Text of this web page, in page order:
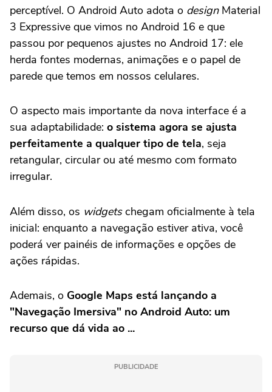
perceptível. O Android Auto adota o design Material
3 Expressive que vimos no Android 16 e que
passou por pequenos ajustes no Android 17: ele
herda fontes modernas, animações e o papel de
parede que temos em nossos celulares.
O aspecto mais importante da nova interface é a
sua adaptabilidade: o sistema agora se ajusta
perfeitamente a qualquer tipo de tela, seja
retangular, circular ou até mesmo com formato
irregular.
Além disso, os widgetschegam oficialmente à tela
inicial: enquanto a navegação estiver ativa, você
poderá ver painéis de informações e opções de
ações rápidas.
Ademais, o Google Maps está lançando a
"Navegação Imersiva" no Android Auto: um
recurso que dá vida ao ...
PUBLICIDADE